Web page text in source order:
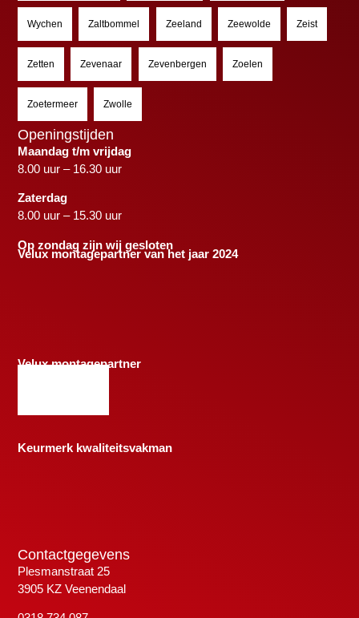
Wychen Zaltbommel Zeeland Zeewolde Zeist
Zetten Zevenaar Zevenbergen Zoelen
Zoetermeer Zwolle
Openingstijden
Maandag t/m vrijdag
8.00 uur – 16.30 uur
Zaterdag
8.00 uur – 15.30 uur
Op zondag zijn wij gesloten
Velux montagepartner van het jaar 2024
Velux montagepartner
Keurmerk kwaliteitsvakman
Contactgegevens
Plesmanstraat 25
3905 KZ Veenendaal